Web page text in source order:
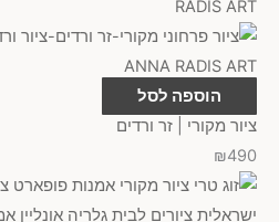
הוספה לסל
ציור מקורי | זר ורדים
₪490